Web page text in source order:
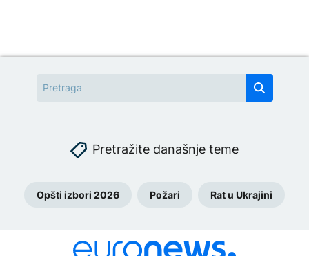
Pretražite današnje teme
Opšti izbori 2026 Požari Rat u Ukrajini